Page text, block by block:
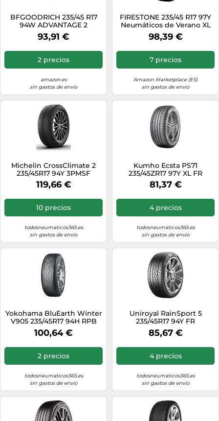
BFGOODRICH 235/45 R17
94W ADVANTAGE 2
93,91 €
2 precios
amazon.es
sin gastos de envío
FIRESTONE 235/45 R17 97Y
Neumáticos de Verano XL
Auto
98,39 €
7 precios
Amazon Marketplace (ES)
sin gastos de envío
Michelin CrossClimate 2
235/45R17 94Y 3PMSF
119,66 €
10 precios
todosneumaticos365.es
sin gastos de envío
Kumho Ecsta PS71
235/45ZR17 97Y XL FR
81,37 €
4 precios
todosneumaticos365.es
sin gastos de envío
Yokohama BluEarth Winter
V905 235/45R17 94H RPB
100,64 €
2 precios
todosneumaticos365.es
sin gastos de envío
Uniroyal RainSport 5
235/45R17 94Y FR
85,67 €
4 precios
todosneumaticos365.es
sin gastos de envío